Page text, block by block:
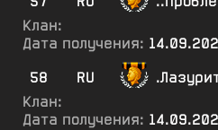
Клан:
Дата получения:
58
RU
Клан:
Дата получения: